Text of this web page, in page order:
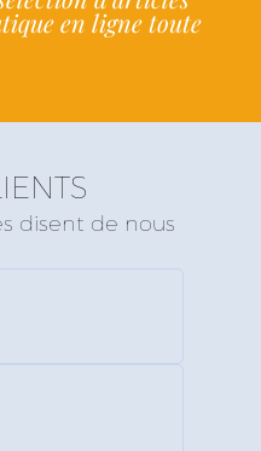
en ligne toute
disent de nous